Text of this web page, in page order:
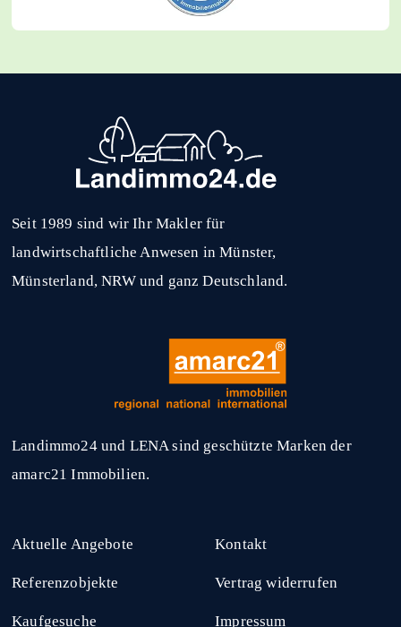
Seit 1989 sind wir Ihr Makler für
landwirtschaftliche Anwesen in Münster,
Münsterland, NRW und ganz Deutschland.
Landimmo24 und LENA sind geschützte Marken der
amarc21 Immobilien.
Aktuelle Angebote
Referenzobjekte
Kaufgesuche
Kontakt
Vertrag widerrufen
Impressum